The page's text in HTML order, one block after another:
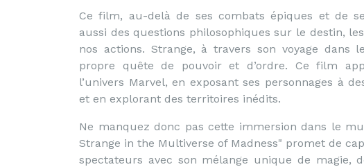
Ce film, au-delà de ses combats épiques et de
aussi des questions philosophiques sur le destin,
nos actions. Strange, à travers son voyage dans
propre quête de pouvoir et d’ordre. Ce film
l’univers Marvel, en exposant ses personnages à
et en explorant des territoires inédits.
Ne manquez donc pas cette immersion dans le
Strange in the Multiverse of Madness" promet de
spectateurs avec son mélange unique de magie,